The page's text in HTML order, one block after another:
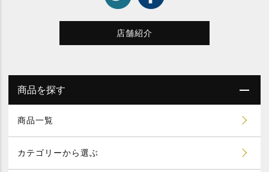
店舗紹介
商品を探す
商品一覧
カテゴリーから選ぶ